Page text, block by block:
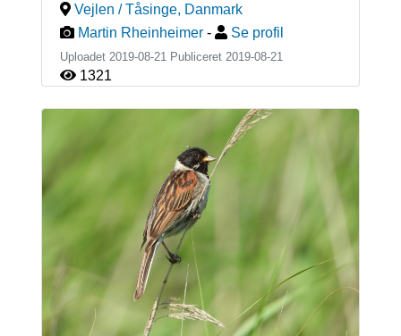
Vejlen / Tåsinge, Danmark
Martin Rheinheimer - Se profil
Uploadet 2019-08-21 Publiceret 2019-08-21
1321